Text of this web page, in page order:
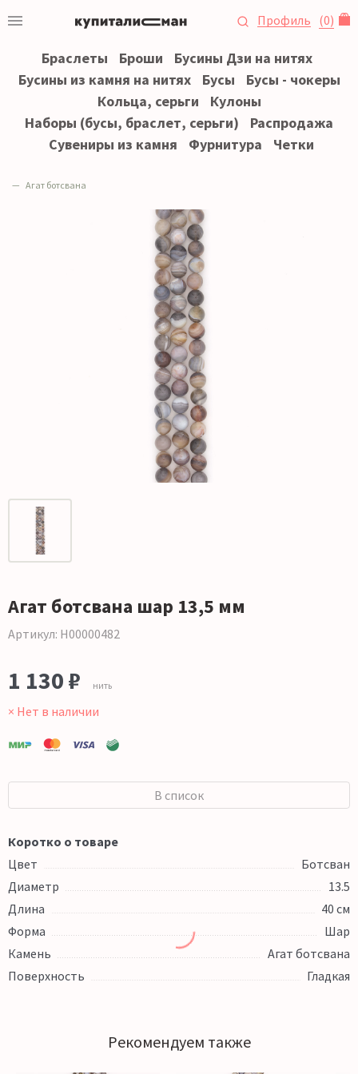
Профиль (0)
Браслеты Броши
Бусины Дзи на нитях
Бусины из камня на нитях
Бусы
Бусы - чокеры
Кольца, серьги
Кулоны
Наборы (бусы, браслет, серьги)
Распродажа
Сувениры из камня
Фурнитура Четки
Агат ботсвана
Агат ботсвана шар 13,5 мм
Артикул: Н00000482
1 130 ₽ нить
× Нет в наличии
В список
Коротко о товаре
Цвет
Ботсван
Диаметр
13.5
Длина
40 см
Форма
Шар
Камень
Агат ботсвана
Поверхность
Гладкая
Рекомендуем также